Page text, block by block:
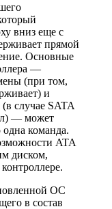
вниз еще с
прямой
Основные
—
(при том,
и
случае SATA
— может
одна команда.
ATA
диском,
ОС
в состав